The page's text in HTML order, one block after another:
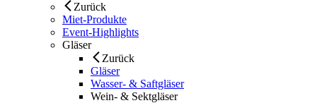
Zurück
Miet-Produkte
Event-Highlights
Gläser
Zurück
Gläser
Wasser- & Saftgläser
Wein- & Sektgläser